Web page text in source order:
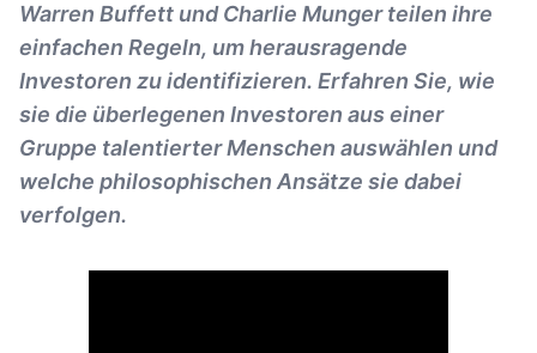
Warren Buffett und Charlie Munger teilen ihre
einfachen Regeln, um herausragende
Investoren zu identifizieren. Erfahren Sie, wie
sie die überlegenen Investoren aus einer
Gruppe talentierter Menschen auswählen und
welche philosophischen Ansätze sie dabei
verfolgen.